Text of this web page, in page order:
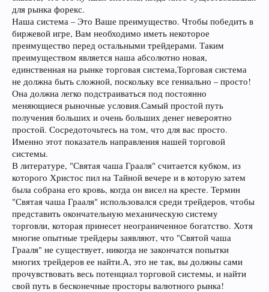
для рынка форекс.
Наша система – Это Ваше преимущество. Чтобы победить в
биржевой игре, Вам необходимо иметь некоторое
преимущество перед остальными трейдерами. Таким
преимуществом является наша абсолютно новая,
единственная на рынке торговая система,Торговая система
не должна быть сложной, поскольку все гениально – просто!
Она должна легко подстраиваться под постоянно
меняющиеся рыночные условия.Самый простой путь
получения больших и очень больших денег невероятно
простой. Сосредоточьтесь на том, что для вас просто.
Именно этот показатель направления нашей торговой
системы.
В литературе, "Святая чаша Грааля" считается кубком, из
которого Христос пил на Тайной вечере и в которую затем
была собрана его кровь, когда он висел на кресте. Термин
"Святая чаша Грааля" использовался среди трейдеров, чтобы
представить окончательную механическую систему
торговли, которая принесет неограниченное богатство. Хотя
многие опытные трейдеры заявляют, что "Святой чаша
Грааля" не существует, никогда не закончатся попытки
многих трейдеров ее найти.А, это не так, вы должны сами
прочувствовать весь потенциал торговой системы, и найти
свой путь в бесконечные просторы валютного рынка!